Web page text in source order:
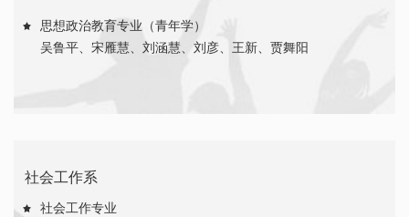
思想政治教育专业（青年学）
吴鲁平 、宋雁慧 、刘涵慧 、刘彦 王新 、贾舞阳
社会工作系
社会工作专业